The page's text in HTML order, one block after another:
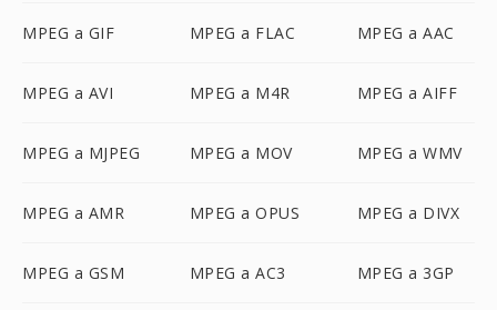
MPEG a GIF MPEG a FLAC MPEG a AAC
MPEG a AVI MPEG a M4R MPEG a AIFF
MPEG a MJPEG MPEG a MOV MPEG a WMV
MPEG a AMR MPEG a OPUS MPEG a DIVX
MPEG a GSM MPEG a AC3 MPEG a 3GP